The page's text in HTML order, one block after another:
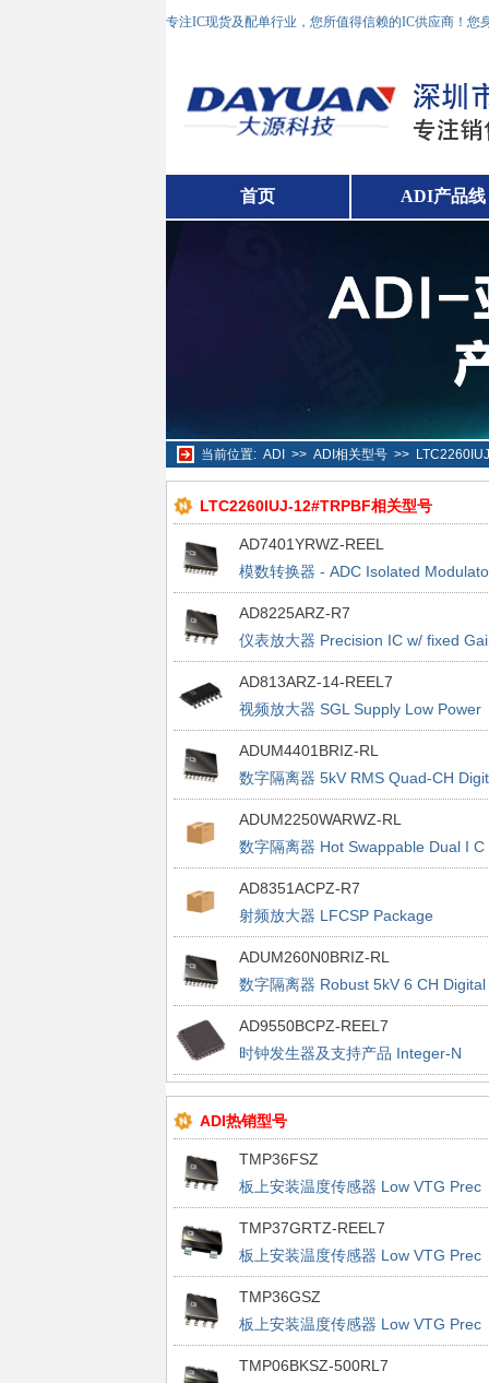
专注IC现货及配单行业，您所值得信赖的IC供应商！
首页 ADI产品线
当前位置: ADI >> ADI相关型号>>
LTC2260IUJ-12#TRPBF相关型号
AD7401YRWZ-REEL
模数转换器 - ADC Isolated
AD8225ARZ-R7
仪表放大器 Precision IC w/ fixed
of 5
AD813ARZ-14-REEL7
视频放大器 SGL Supply Low Power
Triple
ADUM4401BRIZ-RL
数字隔离器 5kV RMS Quad-CH
ADUM2250WARWZ-RL
数字隔离器 Hot Swappable Dual I C
Isolator 5kV
AD8351ACPZ-R7
射频放大器 LFCSP Package
ADUM260N0BRIZ-RL
数字隔离器 Robust 5kV 6 CH Digital
ISO 6/0
AD9550BCPZ-REEL7
时钟发生器及支持产品 Integer-N
Clock Translator
ADI热销型号
TMP36FSZ
板上安装温度传感器 Low VTG Prec
Vout 2.7-5.5V
TMP37GRTZ-REEL7
板上安装温度传感器 Low VTG Prec
Vout 2.7-5.5V
TMP36GSZ
板上安装温度传感器 Low VTG Prec
Vout 2.7-5.5V
TMP06BKSZ-500RL7